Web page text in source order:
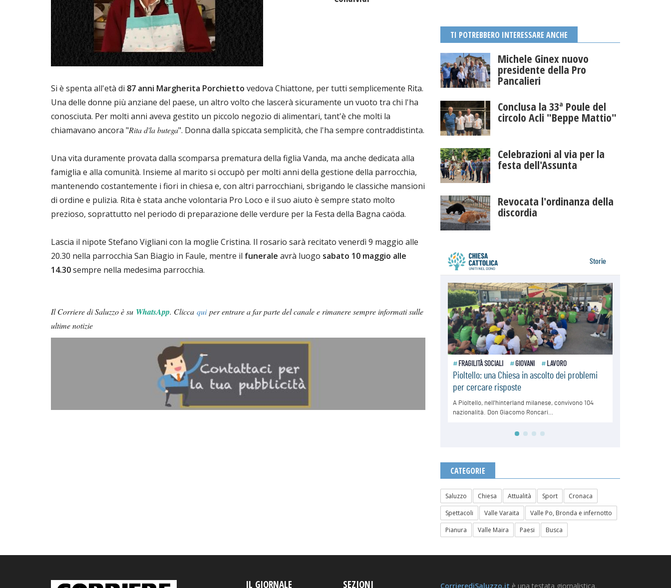
Si è spenta all'età di 87 anni Margherita Porchietto vedova Chiattone, per tutti semplicemente Rita.
Una delle donne più anziane del paese, un altro volto che lascerà sicuramente un vuoto tra chi l'ha
conosciuta. Per molti anni aveva gestito un piccolo negozio di alimentari, tant'è che molti la
chiamavano ancora "Rita d'la butega". Donna dalla spiccata semplicità, che l'ha sempre contraddistinta.
Una vita duramente provata dalla scomparsa prematura della figlia Vanda, ma anche dedicata alla
famiglia e alla comunità. Insieme al marito si occupò per molti anni della gestione della parrocchia,
mantenendo costantemente i fiori in chiesa e, con altri parrocchiani, sbrigando le classiche mansioni
di ordine e pulizia. Rita è stata anche volontaria Pro Loco e il suo aiuto è sempre stato molto
prezioso, soprattutto nel periodo di preparazione delle verdure per la Festa della Bagna caöda.
Lascia il nipote Stefano Vigliani con la moglie Cristina. Il rosario sarà recitato venerdì 9 maggio alle
20.30 nella parrocchia San Biagio in Faule, mentre il funerale avrà luogo sabato 10 maggio alle
14.30sempre nella medesima parrocchia.
Il Corriere di Saluzzo è su WhatsApp. Clicca quiper entrare a far parte del canale e rimanere sempre informati sulle
ultime notizie
TI POTREBBERO INTERESSARE ANCHE
Michele Ginex nuovo
presidente della Pro
Pancalieri
Conclusa la 33ª Poule del
circolo Acli "Beppe Mattio"
Celebrazioni al via per la
festa dell'Assunta
Revocata l'ordinanza della
discordia
CATEGORIE
Saluzzo Chiesa Attualità Sport
Cronaca
Spettacoli
Valle Varaita
Valle Po, Bronda e infernotto
Pianura
Valle Maira Paesi Busca
IL GIORNALE SEZIONI CorrierediSaluzzo.it è una testata giornalistica.